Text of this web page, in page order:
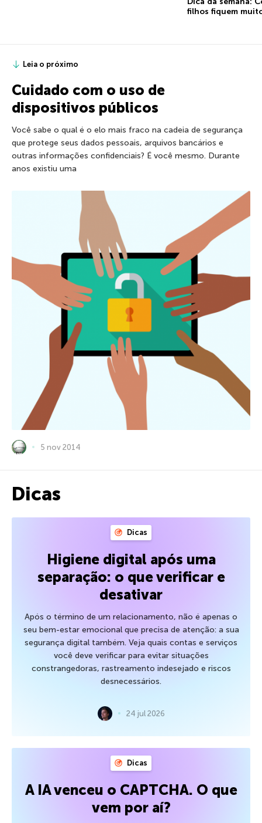
filhos fiquem
Leia o próximo
Cuidado com o uso de
dispositivos públicos
Você sabe o qual é o elo mais fraco na cadeia de segurança
que protege seus dados pessoais, arquivos bancários e
outras informações confidenciais? É você mesmo. Durante
anos existiu uma
5 nov 2014
Dicas
Dicas
Higiene digital após uma
separação: o que verificar e
desativar
Após o término de um relacionamento, não é apenas o
seu bem-estar emocional que precisa de atenção: a sua
segurança digital também. Veja quais contas e serviços
você deve verificar para evitar situações
constrangedoras, rastreamento indesejado e riscos
desnecessários.
24 jul 2026
Dicas
A IA venceu o CAPTCHA. O que
vem por aí?